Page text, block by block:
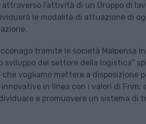
l’attività di un Gruppo di
le modalità di attuazione di
tramite le società Malpensa
sviluppo del settore della logistica”
vogliamo mettere a disposizione
in linea con i valori di
e promuovere un sistema